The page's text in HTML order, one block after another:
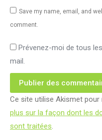
Save my name, email, and
comment.
Prévenez-moi de tous
mail.
Publier des
Ce site utilise Akismet pour
plus sur la façon dont les
sont traitées.